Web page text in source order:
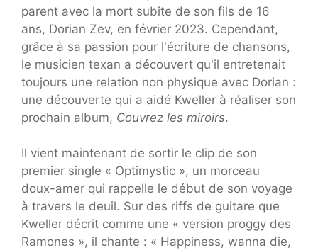
parent avec la mort subite de son fils de 16
ans, Dorian Zev, en février 2023. Cependant,
grâce à sa passion pour l'écriture de chansons,
le musicien texan a découvert qu'il entretenait
toujours une relation non physique avec Dorian :
une découverte qui a aidé Kweller à réaliser son
prochain album, Couvrez les miroirs.
Il vient maintenant de sortir le clip de son
premier single « Optimystic », un morceau
doux-amer qui rappelle le début de son voyage
à travers le deuil. Sur des riffs de guitare que
Kweller décrit comme une « version proggy des
Ramones », il chante : « Happiness, wanna die,